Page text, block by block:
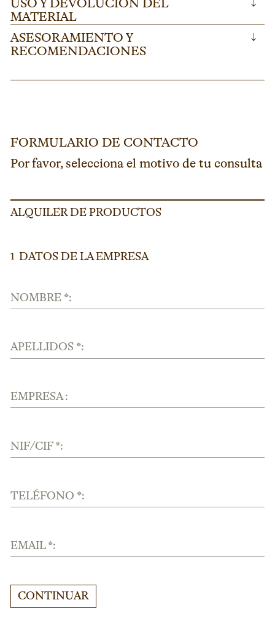
USO Y DEVOLUCIÓN DEL
MATERIAL
↓
ASESORAMIENTO Y
RECOMENDACIONES
↓
FORMULARIO DE CONTACTO
Por favor, selecciona el motivo de tu consulta
ALQUILER DE PRODUCTOS
1 DATOS DE LA EMPRESA
NOMBRE *:
APELLIDOS *:
EMPRESA :
NIF/CIF *:
TELÉFONO *:
EMAIL *:
CONTINUAR